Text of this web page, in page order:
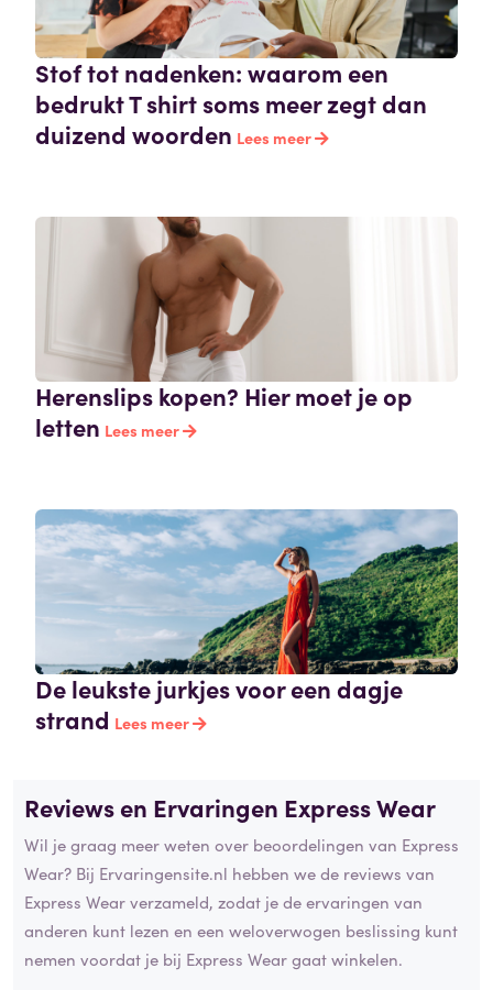
Stof tot nadenken: waarom een
bedrukt T shirt soms meer zegt dan
duizend woorden Lees meer
Herenslips kopen? Hier moet je op
letten Lees meer
De leukste jurkjes voor een dagje
strand Lees meer
Reviews en Ervaringen Express Wear
Wil je graag meer weten over beoordelingen van Express
Wear? Bij Ervaringensite.nl hebben we de reviews van
Express Wear verzameld, zodat je de ervaringen van
anderen kunt lezen en een weloverwogen beslissing kunt
nemen voordat je bij Express Wear gaat winkelen.